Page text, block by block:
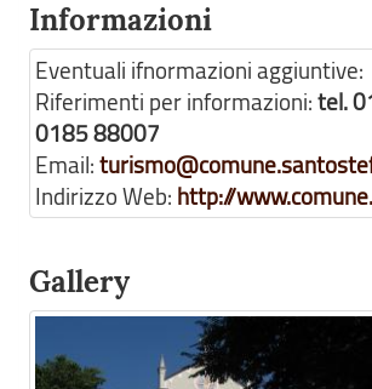
Informazioni
Eventuali ifnormazioni aggiuntive:
Riferimenti per informazioni:tel.
0185 88007
Email:
Indirizzo Web: http://
Gallery